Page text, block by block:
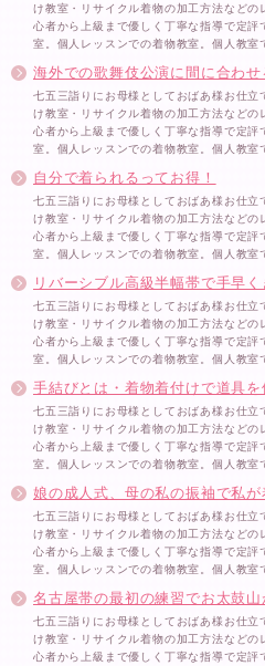
け教室・リサイクル着物の加工方法など
心者から上級まで優しく丁寧な指導で定
室。個人レッスンでの着物教室。個人教室
海外での歌舞伎公演に間に合わ
七五三詣りにお母様としておばあ様お仕
け教室・リサイクル着物の加工方法など
心者から上級まで優しく丁寧な指導で定
室。個人レッスンでの着物教室。個人教室
自分で着られるってお得！
七五三詣りにお母様としておばあ様お仕
け教室・リサイクル着物の加工方法など
心者から上級まで優しく丁寧な指導で定
室。個人レッスンでの着物教室。個人教室
リバーシブル高級半幅帯で手早
七五三詣りにお母様としておばあ様お仕
け教室・リサイクル着物の加工方法など
心者から上級まで優しく丁寧な指導で定
室。個人レッスンでの着物教室。個人教室
手結びとは・着物着付けで道具
七五三詣りにお母様としておばあ様お仕
け教室・リサイクル着物の加工方法など
心者から上級まで優しく丁寧な指導で定
室。個人レッスンでの着物教室。個人教室
娘の成人式、母の私の振袖で私
七五三詣りにお母様としておばあ様お仕
け教室・リサイクル着物の加工方法など
心者から上級まで優しく丁寧な指導で定
室。個人レッスンでの着物教室。個人教室
名古屋帯の最初の練習でお太鼓
七五三詣りにお母様としておばあ様お仕
け教室・リサイクル着物の加工方法など
心者から上級まで優しく丁寧な指導で定